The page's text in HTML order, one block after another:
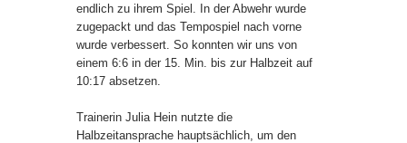
endlich zu ihrem Spiel. In der Abwehr wurde
zugepackt und das Tempospiel nach vorne
wurde verbessert. So konnten wir uns von
einem 6:6 in der 15. Min. bis zur Halbzeit auf
10:17 absetzen.
Trainerin Julia Hein nutzte die
Halbzeitansprache hauptsächlich, um den